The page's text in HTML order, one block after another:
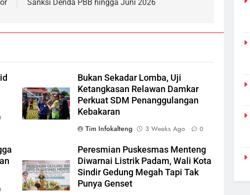
Sanksi Denda PBB hingga Juni 2026
Bukan Sekadar Lomba, Uji
Ketangkasan Relawan Damkar
Perkuat SDM Penanggulangan
Kebakaran
Tim Infokalteng
3 Weeks Ago 0
Peresmian Puskesmas Menteng
Diwarnai Listrik Padam, Wali Kota
Sindir Gedung Megah Tapi Tak
Punya Genset